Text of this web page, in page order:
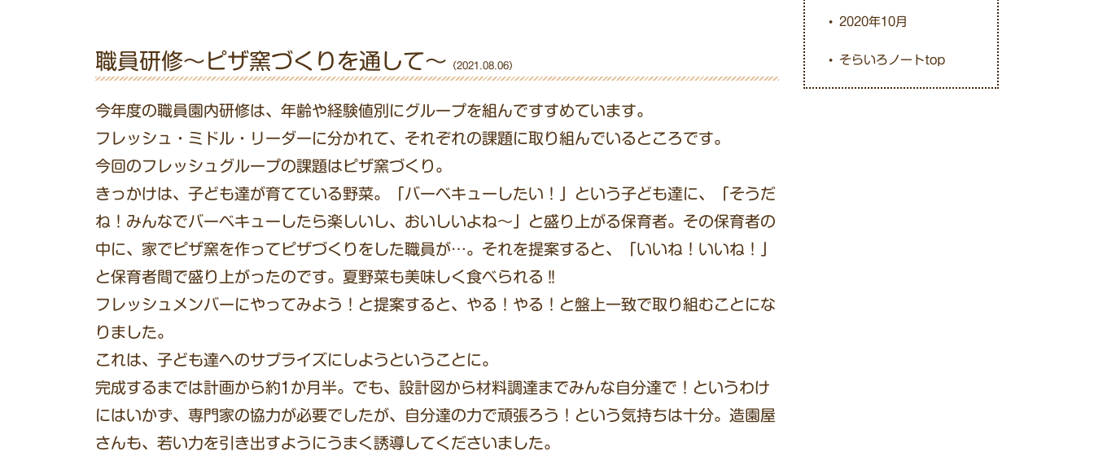
職員研修～ピザ窯づくりを通して～ （2021.08.06）
今年度の職員園内研修は、年齢や経験値別にグループを組んですすめています。
フレッシュ・ミドル・リーダーに分かれて、それぞれの課題に取り組んでいるところです。
今回のフレッシュグループの課題はピザ窯づくり。
きっかけは、子ども達が育てている野菜。「バーベキューしたい！」という子ども達に、「そうだ
ね！みんなでバーベキューしたら楽しいし、おいしいよね～」と盛り上がる保育者。その保育者の
中に、家でピザ窯を作ってピザづくりをした職員が…。それを提案すると、「いいね！いいね！」
と保育者間で盛り上がったのです。夏野菜も美味しく食べられる‼
フレッシュメンバーにやってみよう！と提案すると、やる！やる！と盤上一致で取り組むことにな
りました。
これは、子ども達へのサプライズにしようということに。
完成するまでは計画から約1か月半。でも、設計図から材料調達までみんな自分達で！というわけ
にはいかず、専門家の協力が必要でしたが、自分達の力で頑張ろう！という気持ちは十分。造園屋
さんも、若い力を引き出すようにうまく誘導してくださいました。
2020年10月
そらいろノートtop